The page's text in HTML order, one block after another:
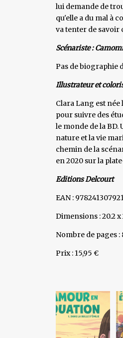
lui demande de
qu'elle a du mal à
va tenter de
Scénariste :
Pas de biographie
Illustrateur et
Clara Lang est
pour suivre des
le monde de la
nature et la vie
chemin de la
en 2020 sur la
Editions Delcourt
EAN :
Dimensions : 20.2 x
Nombre de pages :
Prix : 15,95 €